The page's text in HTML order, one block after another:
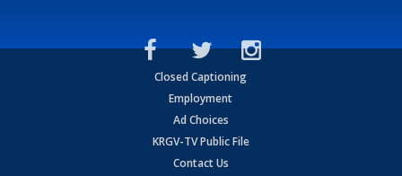
Closed Captioning
Employment
Ad Choices
KRGV-TV Public File
Contact Us